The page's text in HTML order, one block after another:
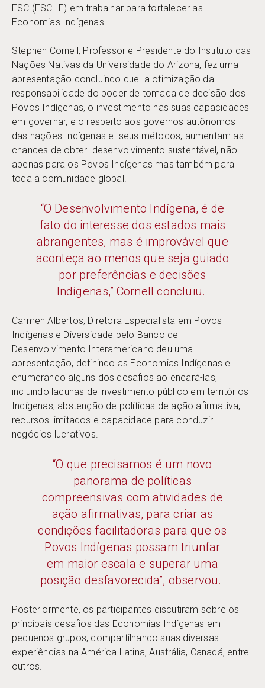
FSC (FSC-IF) em trabalhar para fortalecer as
Economias Indígenas.
Stephen Cornell, Professor e Presidente do Instituto das
Nações Nativas da Universidade do Arizona, fez uma
apresentação concluindo que a otimização da
responsabilidade do poder de tomada de decisão dos
Povos Indígenas, o investimento nas suas capacidades
em governar, e o respeito aos governos autônomos
das nações Indígenas e seus métodos, aumentam as
chances de obter desenvolvimento sustentável, não
apenas para os Povos Indígenas mas também para
toda a comunidade global.
“O Desenvolvimento Indígena, é de
fato do interesse dos estados mais
abrangentes, mas é improvável que
aconteça ao menos que seja guiado
por preferências e decisões
Indígenas,” Cornell concluiu.
Carmen Albertos, Diretora Especialista em Povos
Indígenas e Diversidade pelo Banco de
Desenvolvimento Interamericano deu uma
apresentação, definindo as Economias Indígenas e
enumerando alguns dos desafios ao encará-las,
incluindo lacunas de investimento público em territórios
Indígenas, abstenção de políticas de ação afirmativa,
recursos limitados e capacidade para conduzir
negócios lucrativos.
“O que precisamos é um novo
panorama de políticas
compreensivas com atividades de
ação afirmativas, para criar as
condições facilitadoras para que os
Povos Indígenas possam triunfar
em maior escala e superar uma
posição desfavorecida”, observou.
Posteriormente, os participantes discutiram sobre os
principais desafios das Economias Indígenas em
pequenos grupos, compartilhando suas diversas
experiências na América Latina, Austrália, Canadá, entre
outros.